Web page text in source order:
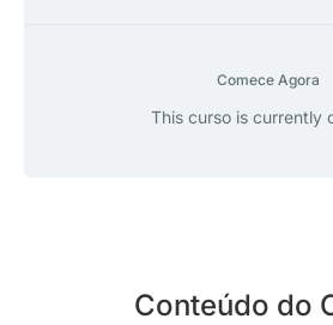
Comece Agora
This curso is currently
Conteúdo do